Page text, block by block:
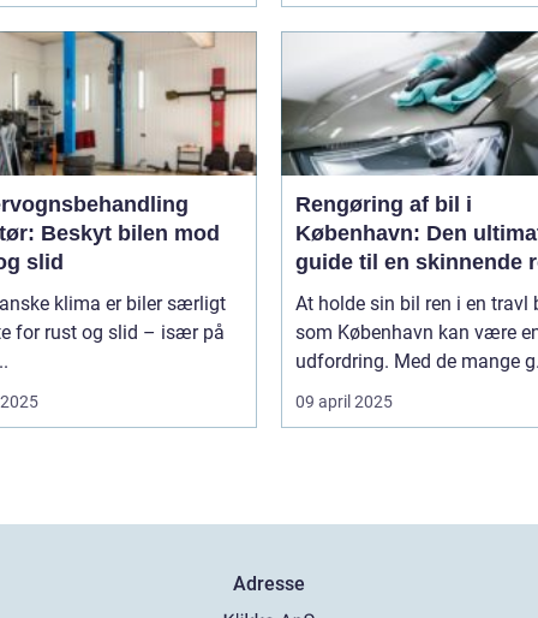
Beskyt bilen mod
slid
klima er biler særligt
for rust og slid – især på
Rengøring af bil i
København: Den
guide til en skinnende
bil
At holde sin bil ren i en travl
som København kan være
udfordring. Med de mange
09 april 2025
Adresse